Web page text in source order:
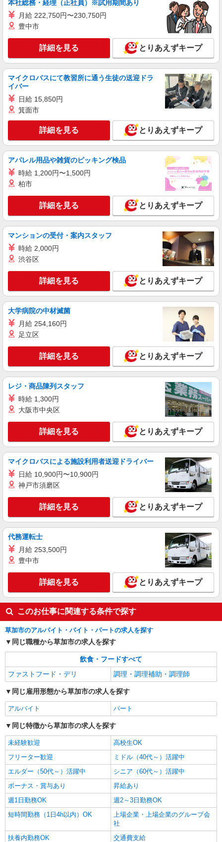
アルバイト パート
株式会社HITOWA フードサービスカンパニー
福祉施設での調理員【アルバイト・パート】
時給1,300円以上 ※経験によりスタート時給は
変動します。 ※AP評価制度：あり 年1回の評価
により時給を見直します。 ※アルバイト賞与（寸
志）：あり 年2回。勤続年数により金額UP。
ALSOKケアホーム草加谷塚 （埼玉県草加市谷
塚町1943-1）
詳細を見る
パート
株式会社HITOWA フードサービスカンパニー
福祉施設での調理補助【アルバイト・パート】
時給1,200円以上 ※経験によりスタート時給は
変動します。 ※AP評価制度：あり 年1回の評価
により時給を見直します。 ※アルバイト賞与（寸
志）：あり 年2回。勤続年数により金額UP。
ALSOKケアホーム草加谷塚 （埼玉県草加市谷
キープ 詳細を見る
アルバイト パート
ケンタッキーフライドチキン 草加店
カウンター・キッチンスタッフ ＜優先募集日
時＞平日（月〜金） 11:00〜17:00
時給1200円 ＜高校生＞時給1150円
埼玉県草加市住吉1‐1‐15
キープ 詳細を見る
アルバイト
ケンタッキーフライドチキン 草加駅前店
カウンター・キッチンスタッフ ＜優先募集日
時＞土日祝 フルタイム
埼玉県草加市高砂2-7-1アコス南館1F
キープ 詳細を見る
パート
ケンタッキーフライドチキン 島忠ホームズ草加舎人店
カウンター・キッチンスタッフ ＜優先募集日
時給1150円 ＜高校生＞時給1150円
詳細を見る
アルバイト パート
すき家 草加八幡店
すき家の店舗スタッフ（接客・調理・清掃な
時給1,500円
埼玉県草加市八幡町26-1
キープ
本社総務・経理（正社員）※試用期間あり
月給 222,750円〜230,750円
豊中市
詳細を見る とりあえずキープ
マイクロバスにて教習所に通う生徒の送迎ドラ
イバー
日給 15,850円
箕面市
詳細を見る とりあえずキープ
アパレル用品や雑貨のピッキング検品
時給 1,200円〜1,500円
柏市
詳細を見る とりあえずキープ
マンションの受付・案内スタッフ
時給 2,000円
渋谷区
詳細を見る とりあえずキープ
大学病院の中材滅菌
月給 254,160円
足立区
詳細を見る とりあえずキープ
レジ・商品陳列スタッフ
時給 1,300円
大阪市中央区
詳細を見る とりあえずキープ
マイクロバスによる施設利用者送迎ドライバー
日給 10,900円〜10,900円
神戸市須磨区
詳細を見る とりあえずキープ
代務運転士
月給 253,500円
豊中市
詳細を見る とりあえずキープ
このお仕事に関連する条件で探す
草加市のアルバイト・バイト・パートの求人を探す
同じ職種から草加市の求人を探す
飲食・フードすべて
ファストフード・デリ
調理・調理補助・調理師
同じ雇用形態から草加市の求人を探す
アルバイト パート
同じ特徴から草加市の求人を探す
未経験歓迎
高校生OK
フリーター歓迎
ミドル（40代～）活躍中
エルダー（50代～）活躍中
シニア（60代～）活躍中
ボーナス・賞与あり
昇給あり
週1日勤務OK
週2～3日勤務OK
短時間勤務（1日4h以内）OK
上場企業・上場企業のグループ会
社
扶養内勤務OK
交通費支給